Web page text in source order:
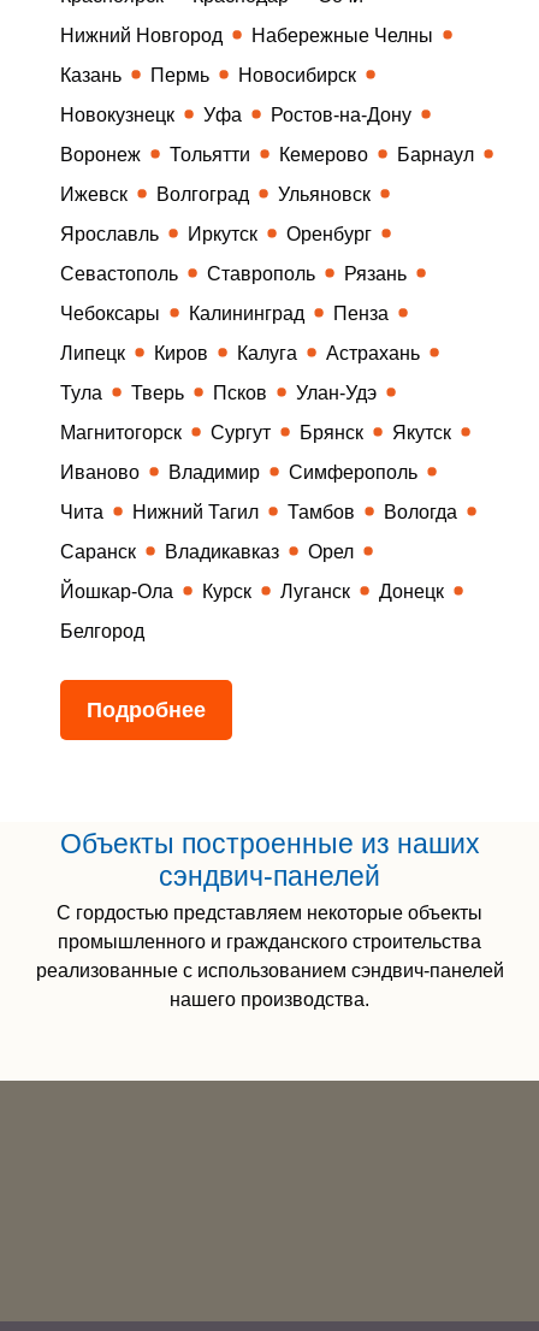
Нижний Новгород
Набережные Челны
Казань
Пермь
Новосибирск
Новокузнецк
Уфа
Ростов-на-Дону
Воронеж
Тольятти Кемерово
Барнаул
Ижевск
Волгоград
Ульяновск
Ярославль
Иркутск
Оренбург
Севастополь
Ставрополь
Рязань
Чебоксары
Калининград
Пенза
Липецк
Киров Калуга
Астрахань
Тула
Тверь Псков
Улан-Удэ
Магнитогорск
Сургут Брянск
Якутск
Иваново
Владимир
Симферополь
Чита
Нижний Тагил Тамбов
Вологда
Саранск
Владикавказ
Орел
Йошкар-Ола
Курск Луганск
Донецк
Белгород
Подробнее
Объекты построенные из наших
сэндвич-панелей
С гордостью представляем некоторые объекты
промышленного и гражданского строительства
реализованные с использованием сэндвич-панелей
нашего производства.